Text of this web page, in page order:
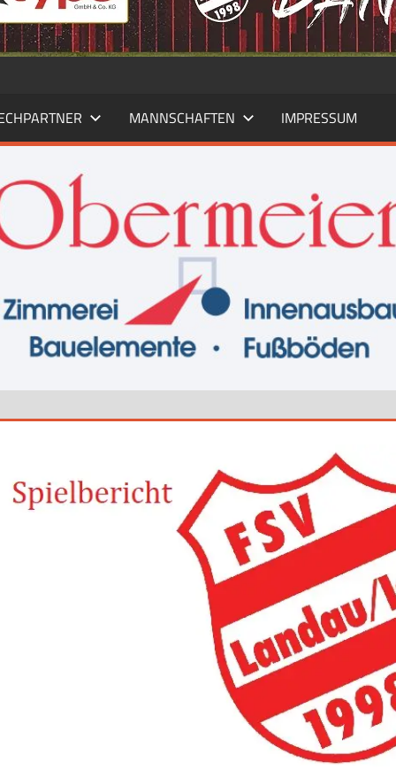
MANNSCHAFTEN IMPRESSUM